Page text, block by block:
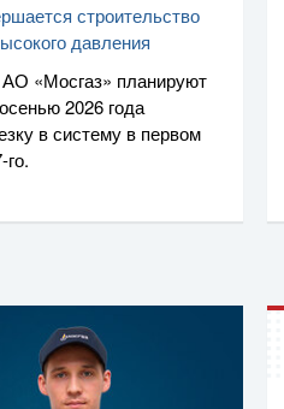
строительство
давления
АО «Мосгаз» планируют
2026 года
в систему в первом
го.